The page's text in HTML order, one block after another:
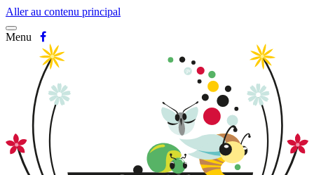
Aller au contenu principal
Menu